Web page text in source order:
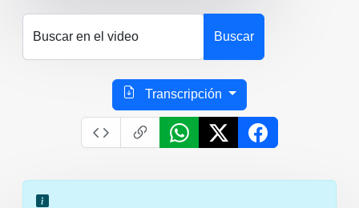
Buscar en el video Buscar
Transcripción